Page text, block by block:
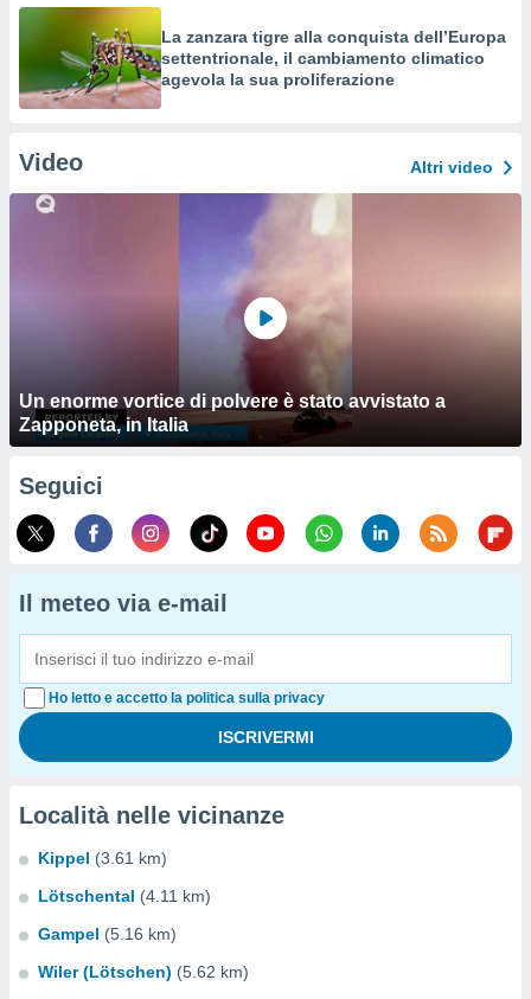
La zanzara tigre alla conquista dell’Europa
settentrionale, il cambiamento climatico
agevola la sua proliferazione
Video Altri video
Un enorme vortice di polvere è stato avvistato a
Zapponeta, in Italia
Seguici
Il meteo via e-mail
Ho letto e accetto la politica sulla privacy
Località nelle vicinanze
Kippel (3.61 km)
Lötschental (4.11 km)
Gampel (5.16 km)
Wiler (Lötschen) (5.62 km)